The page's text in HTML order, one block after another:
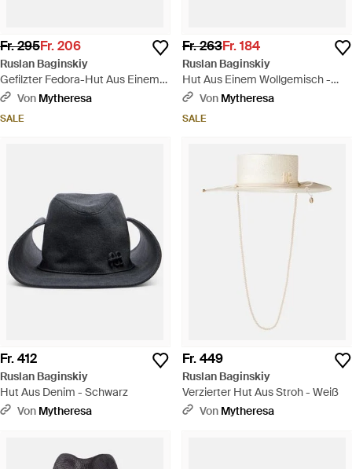
Fr. 295Fr. 206
Ruslan Baginskiy
Gefilzter Fedora-Hut Aus Einem
Wollgemisch - Braun
Von Mytheresa
SALE
Fr. 263Fr. 184
Ruslan Baginskiy
Hut Aus Einem Wollgemisch -
Mehrfarbig
Von Mytheresa
SALE
Fr. 412
Ruslan Baginskiy
Hut Aus Denim - Schwarz
Von Mytheresa
Fr. 449
Ruslan Baginskiy
Verzierter Hut Aus Stroh - Weiß
Von Mytheresa